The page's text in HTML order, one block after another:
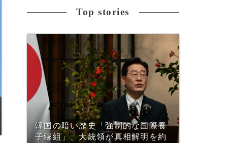
Top stories
韓国の暗い歴史「強制的な国際養
子縁組」、大統領が真相解明を約